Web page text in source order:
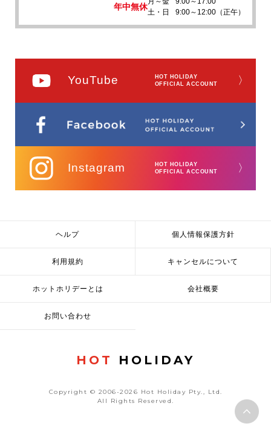
年中無休
土・日
9:00～12:00（正午）
YouTube
HOT HOLIDAY
OFFICIAL ACCOUNT
〉
Instagram
HOT HOLIDAY
OFFICIAL ACCOUNT
〉
ヘルプ 個人情報保護方針
利用規約 キャンセルについて
ホットホリデーとは 会社概要
お問い合わせ
HOT HOLIDAY
Copyright © 2006-2026 Hot Holiday Pty., Ltd.
All Rights Reserved.